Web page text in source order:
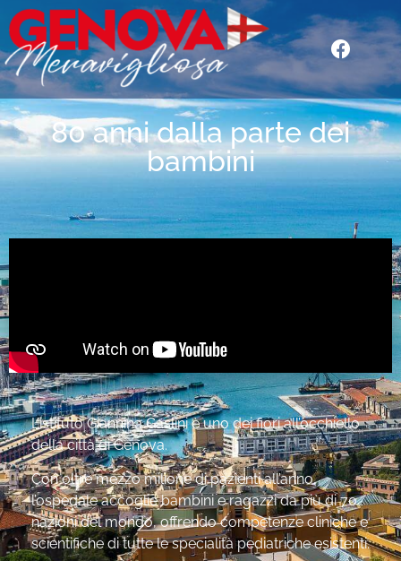
80 anni dalla parte dei
bambini
L’istituto Giannina Gaslini è uno dei fiori all’occhiello
della città di Genova.
Con oltre mezzo milione di pazienti all’anno,
l’ospedale accoglie bambini e ragazzi da più di 70
nazioni del mondo, offrendo competenze cliniche e
scientifiche di tutte le specialità pediatriche esistenti.